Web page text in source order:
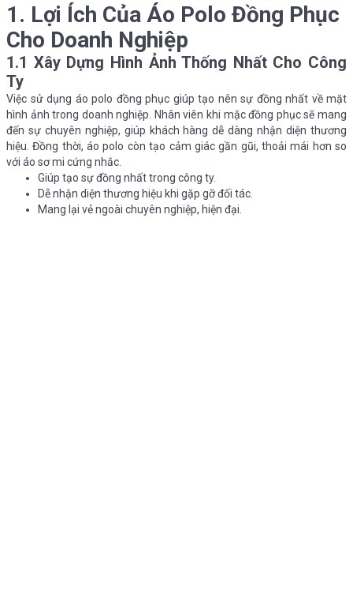
1. Lợi Ích Của Áo Polo Đồng Phục
Cho Doanh Nghiệp
1.1 Xây Dựng Hình Ảnh Thống Nhất Cho Công
Ty
Việc sử dụng áo polo đồng phục giúp tạo nên sự đồng nhất về mặt
hình ảnh trong doanh nghiệp. Nhân viên khi mặc đồng phục sẽ mang
đến sự chuyên nghiệp, giúp khách hàng dễ dàng nhận diện thương
hiệu. Đồng thời, áo polo còn tạo cảm giác gần gũi, thoải mái hơn so
với áo sơ mi cứng nhắc.
Giúp tạo sự đồng nhất trong công ty.
Dễ nhận diện thương hiệu khi gặp gỡ đối tác.
Mang lại vẻ ngoài chuyên nghiệp, hiện đại.